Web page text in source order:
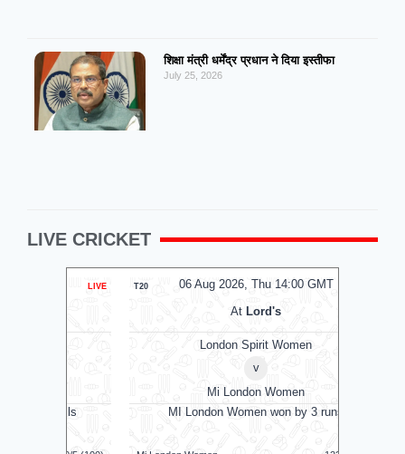
शिक्षा मंत्री धर्मेंद्र प्रधान ने दिया इस्तीफा
July 25, 2026
LIVE CRICKET
06 Aug 2026, Thu 14:00 GMT
T20
London Spirit Women
Mi London Women
MI London Women won by 3 runs